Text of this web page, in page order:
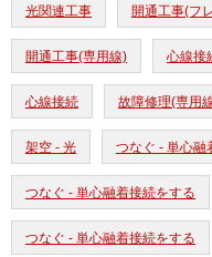
光関連工事 開通工事(フ
開通工事(専用線) 心線接
心線接続 故障修理(専用
架空 - 光 つなぐ - 単心融
つなぐ - 単心融着接続をする
つなぐ - 単心融着接続をする